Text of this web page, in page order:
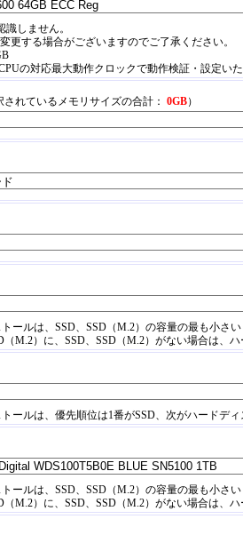
しません。
する場合がございますのでご了承ください。
の対応最大動作クロックで動作検証・設定い
されているメモリサイズの合計： 0GB）
ールは、SSD、SSD（M.2）の容量の最も小さい
M.2）に、SSD、SSD（M.2）がない場合は、ハ
ールは、優先順位は1番がSSD、次がハードディ
ールは、SSD、SSD（M.2）の容量の最も小さい
M.2）に、SSD、SSD（M.2）がない場合は、ハ